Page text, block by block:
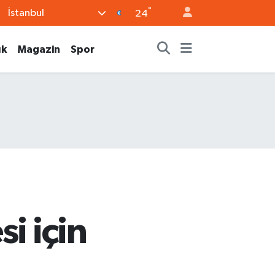
İstanbul 24°
Magazin Spor
için